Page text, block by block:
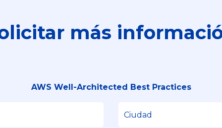
más
AWS Well-Architected Best Practices